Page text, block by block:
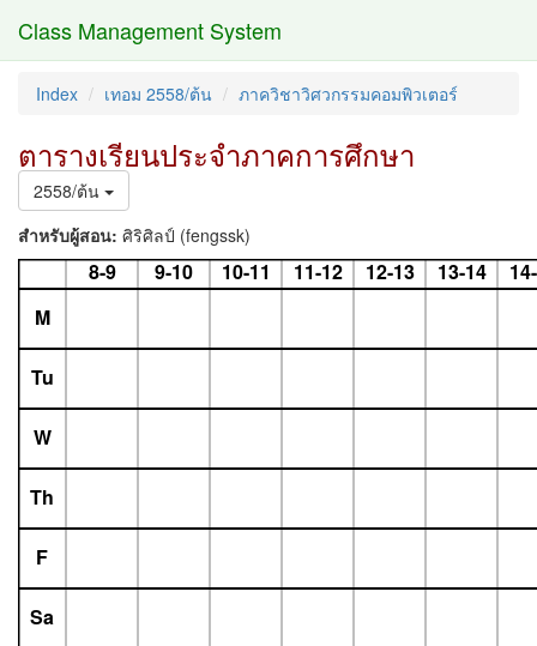
Class Management System
Index เทอม 2558/ต้น ภาควิชาวิศวกรรมคอมพิวเตอร์
ตารางเรียนประจำภาคการศึกษา
2558/ต้น
สำหรับผู้สอน: ศิริศิลป์ (fengssk)
8-9 9-10 10-11 11-12 12-13 13-14
M
Tu
W
Th
F
Sa